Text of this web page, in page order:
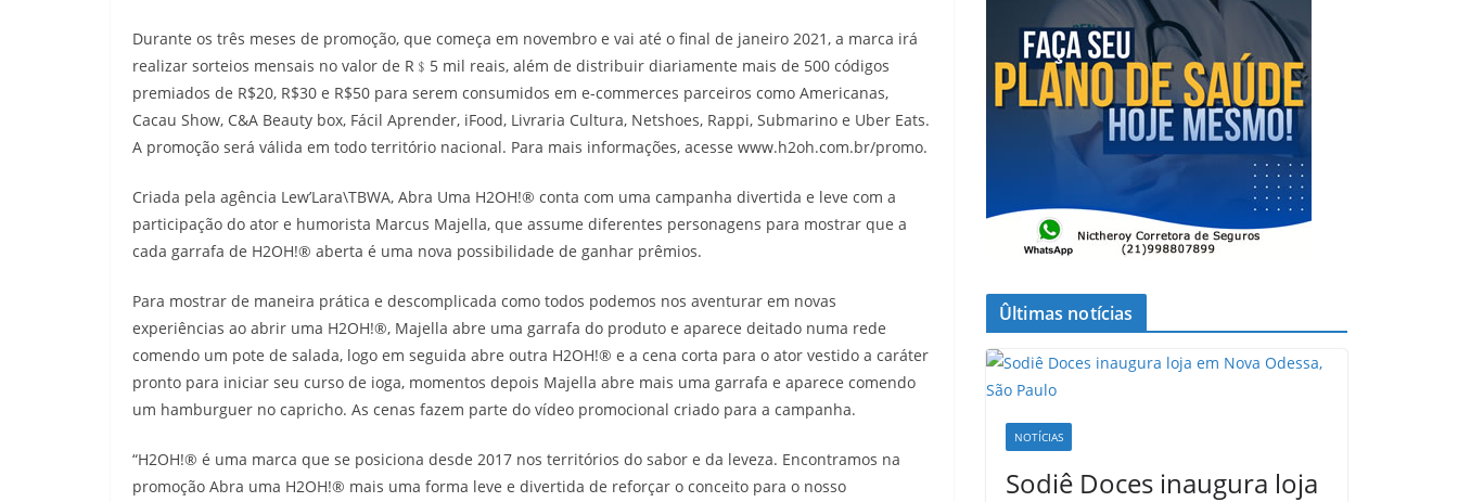
Durante os três meses de promoção, que começa em novembro e vai até o final de janeiro 2021, a marca irá
realizar sorteios mensais no valor de R﹩5 mil reais, além de distribuir diariamente mais de 500 códigos
premiados de R$20, R$30 e R$50 para serem consumidos em e-commerces parceiros como Americanas,
Cacau Show, C&A Beauty box, Fácil Aprender, iFood, Livraria Cultura, Netshoes, Rappi, Submarino e Uber Eats.
A promoção será válida em todo território nacional. Para mais informações, acesse www.h2oh.com.br/promo.
Criada pela agência Lew’Lara\TBWA, Abra Uma H2OH!® conta com uma campanha divertida e leve com a
participação do ator e humorista Marcus Majella, que assume diferentes personagens para mostrar que a
cada garrafa de H2OH!® aberta é uma nova possibilidade de ganhar prêmios.
Para mostrar de maneira prática e descomplicada como todos podemos nos aventurar em novas
experiências ao abrir uma H2OH!®, Majella abre uma garrafa do produto e aparece deitado numa rede
comendo um pote de salada, logo em seguida abre outra H2OH!® e a cena corta para o ator vestido a caráter
pronto para iniciar seu curso de ioga, momentos depois Majella abre mais uma garrafa e aparece comendo
um hamburguer no capricho. As cenas fazem parte do vídeo promocional criado para a campanha.
“H2OH!® é uma marca que se posiciona desde 2017 nos territórios do sabor e da leveza. Encontramos na
promoção Abra uma H2OH!® mais uma forma leve e divertida de reforçar o conceito para o nosso
Ûltimas notícias
NOTÍCIAS
Sodiê Doces inaugura loja